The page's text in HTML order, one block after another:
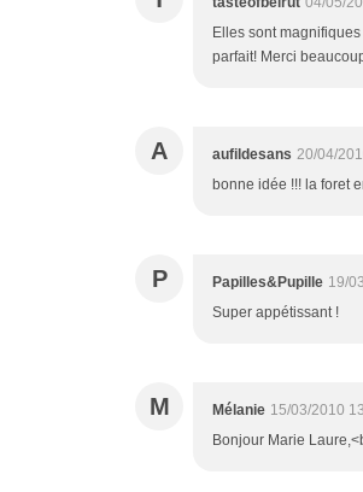
Elles sont
parfait! Merci
A aufildesans 20/04/
bonne idée !!! la foret
P Papilles&Pupille 19/
Super appétissant !
M Mélanie 15/03/2010
Bonjour Marie